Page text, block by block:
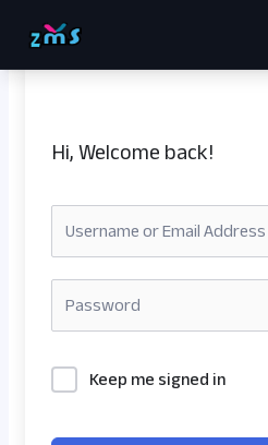
Hi, Welcome back!
Keep me signed in